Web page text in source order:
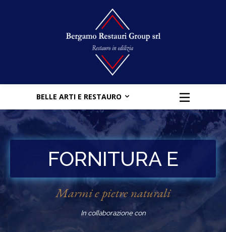
BELLE ARTI E RESTAURO
FORNITURA E
POSA
Marmi e pietre naturali
In collaborazione con